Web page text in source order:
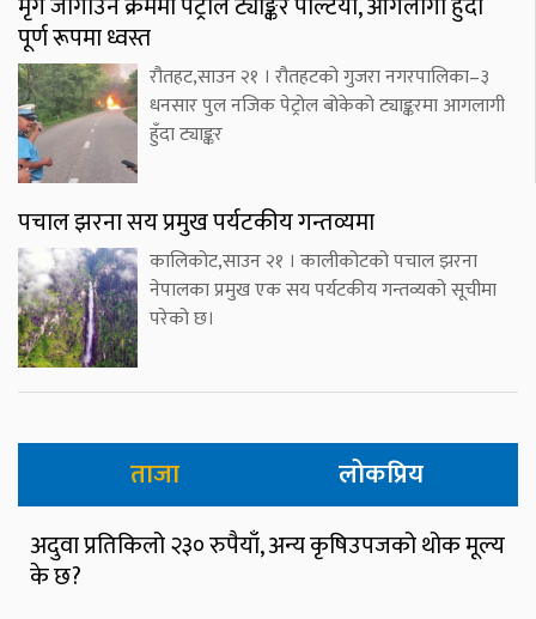
पूर्ण रूपमा ध्वस्त
रौतहट,साउन २१ । रौतहटको गुजरा नगरपालिका–३
धनसार पुल नजिक पेट्रोल बोकेको ट्याङ्करमा आगलागी
हुँदा ट्याङ्कर
पचाल झरना सय प्रमुख पर्यटकीय गन्तव्यमा
कालिकोट,साउन २१ । कालीकोटको पचाल झरना
नेपालका प्रमुख एक सय पर्यटकीय गन्तव्यको सूचीमा
परेको छ।
ताजा लोकप्रिय
अदुवा प्रतिकिलो २३० रुपैयाँ, अन्य कृषिउपजको थोक मूल्य
के छ?